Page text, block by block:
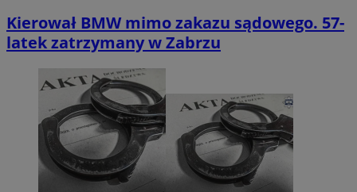
Kierował BMW mimo zakazu sądowego. 57-
latek zatrzymany w Zabrzu